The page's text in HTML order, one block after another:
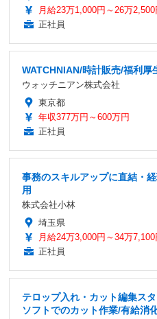
月給23万1,000円～26万2,500
正社員
WATCHNIAN/時計販売/福利厚
ウォッチニアン株式会社
東京都
年収377万円～600万円
正社員
事務のスキルアップに直結・
用
株式会社小林
埼玉県
月給24万3,000円～34万7,100
正社員
テロップ入れ・カット編集ス
ソフトでのカット作業/有給消